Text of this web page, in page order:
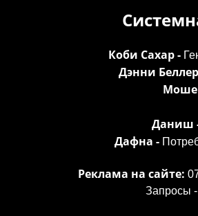
Коби Сахар -
Дэнни
Моше
Даниш
Дафна -
Реклама на сайте:
Запросы -